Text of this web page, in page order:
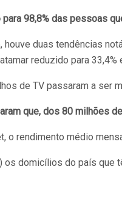
98,8% das pessoas
houve duas tendências
reduzido para 33,4%
de TV passaram a ser
que, dos 80 milhões
o rendimento médio
os domicílios do país que